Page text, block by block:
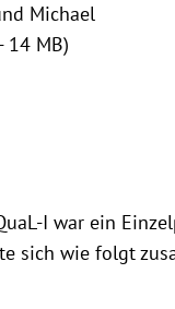
Michael
14 MB)
I war ein
sich wie folgt